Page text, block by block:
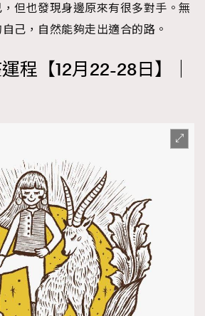
但也發現身邊原來有很多對手。無
己，自然能夠走出適合的路。
程【12月22-28日】｜